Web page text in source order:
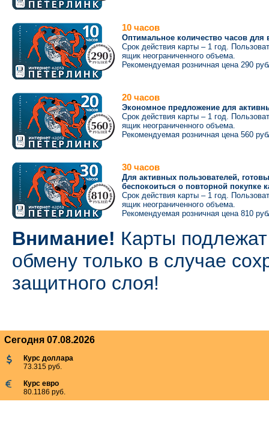
10 часов
Оптимальное количество часов для
Срок действия карты – 1 год.
ящик неограниченного объема.
Рекомендуемая розничная цена 290
20 часов
Экономное предложение для
Срок действия карты – 1 год.
ящик неограниченного объема.
Рекомендуемая розничная цена 560
30 часов
Для активных пользователей,
беспокоиться о повторной покупке
Срок действия карты – 1 год.
ящик неограниченного объема.
Рекомендуемая розничная цена 810
Внимание! Карты
обмену только в случае
защитного слоя!
Сегодня 07.08.2026
Курс доллара
73.315 руб.
Курс евро
80.1186 руб.